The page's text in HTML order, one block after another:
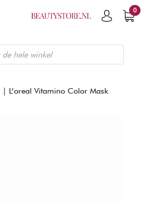
0
| L’oreal Vitamino Color Mask